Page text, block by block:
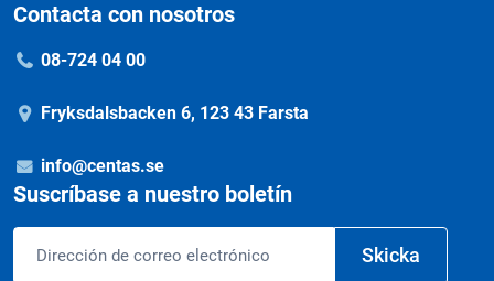
Contacta con nosotros
08-724 04 00
Fryksdalsbacken 6, 123 43 Farsta
info@centas.se
Suscríbase a nuestro boletín
electrónico
Skicka